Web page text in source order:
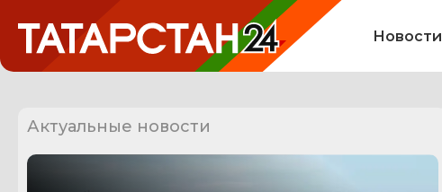
Новости
Актуальные новости